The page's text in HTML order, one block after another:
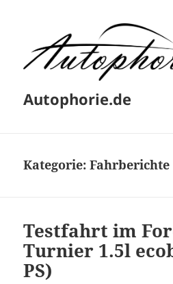
Autophorie.de
Kategorie:Fahrberichte
Testfahrt im
Turnier 1.5l
PS)